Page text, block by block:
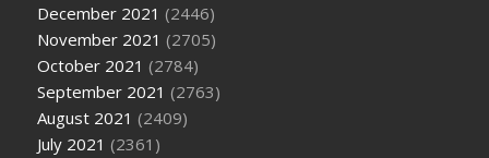
December 2021 (2446)
November 2021 (2705)
October 2021 (2784)
September 2021 (2763)
August 2021 (2409)
July 2021 (2361)